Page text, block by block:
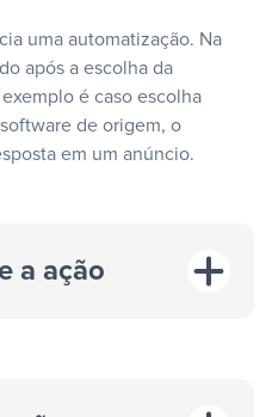
uma automatização. Na
após a escolha da
é caso escolha
de origem, o
em um anúncio.
a ação